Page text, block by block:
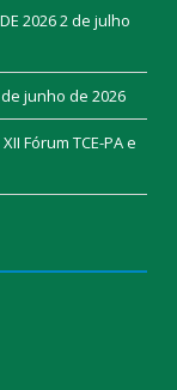
20262 de julho
junho de 2026
Fórum TCE-PA e